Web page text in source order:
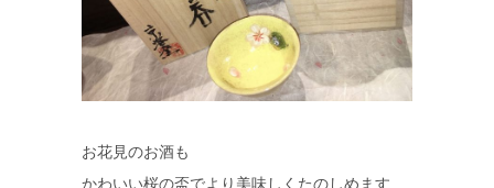
お花見のお酒も
かわいい桜の盃でより美味しくたのしめます